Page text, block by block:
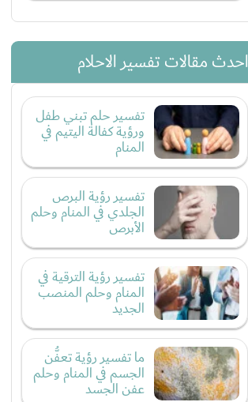
احدث مقالات تفسير الاحلام
تفسير حلم تبني طفل
ورؤية كفالة اليتيم في
المنام
تفسير رؤية البرص
الجلدي في المنام وحلم
الأبرص
تفسير رؤية الترقية في
المنام وحلم المنصب
الجديد
ما تفسير رؤية تعفُّن
الجسم في المنام وحلم
عفن الجسد